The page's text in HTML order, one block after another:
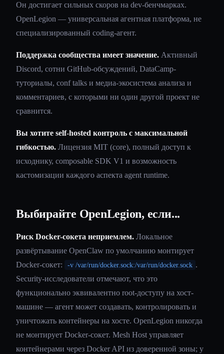
Он достигает сильных скоров на dev-бенчмарках.
OpenLegion — универсальная агентная платформа, не
специализированный coding-агент.
Поддержка сообщества имеет значение. Активный
Discord, сотни GitHub-обсуждений, DataCamp-
туториалы, conf talks и медиа-экосистема анализа и
комментариев, с которыми ни один другой проект не
сравнится.
Вы хотите self-hosted контроль с максимальной
гибкостью. Лицензия MIT (core), полный доступ к
исходнику, composable SDK V1 и возможность
кастомизации каждого аспекта agent runtime.
Выбирайте OpenLegion, если...
Риск Docker-сокета неприемлем. Локальное
развёртывание OpenClaw по умолчанию монтирует
Docker-сокет:
-v /var/run/docker.sock:/var/run/docker.sock .
Security-исследователи отмечают, что это
функционально эквивалентно root-доступу на хост-
машине — агент может создавать, контролировать и
уничтожать контейнеры на хосте. OpenLegion никогда
не монтирует Docker-сокет. Mesh Host управляет
контейнерами через Docker API из доверенной зоны; у